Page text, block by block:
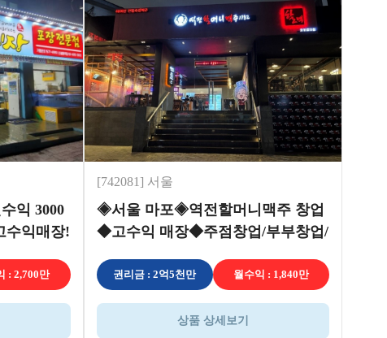
익 3000
수익매장!
: 2,700만
[742081] 서울
◈서울 마포◈역전할머니맥주 창업
◆고수익 매장◆주점창업/부부창업/
권리금 : 2억5천만 월수익 : 1,840만
상품 상세보기